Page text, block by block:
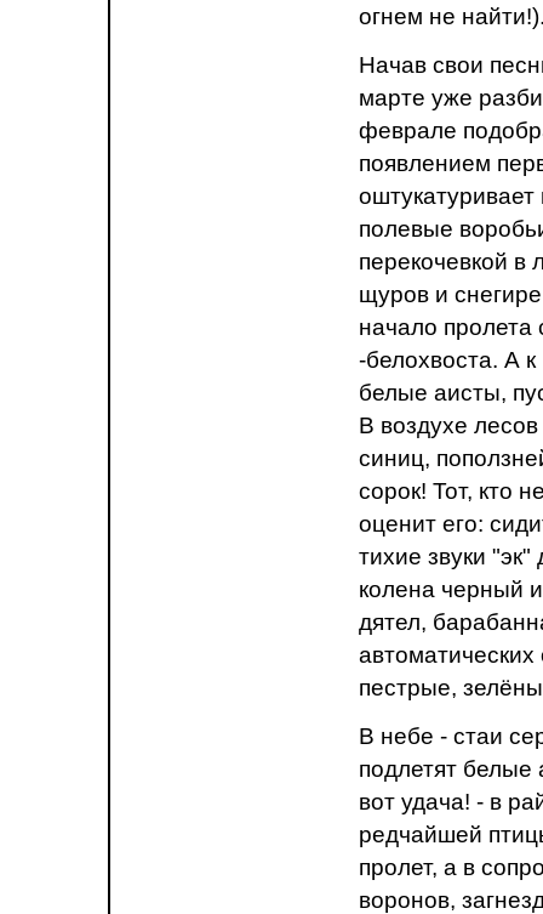
огнем не
Начав свои
марте уже
феврале
появлением
полевые
перекочевкой в
щуров и
начало пролета
-белохвоста. А
белые аисты,
В воздухе
синиц,
сорок! Тот, кто
оценит его:
тихие звуки
колена черный
дятел,
пестрые,
В небе - стаи
подлетят
вот удача! - в
редчайшей
пролет, а в
воронов,